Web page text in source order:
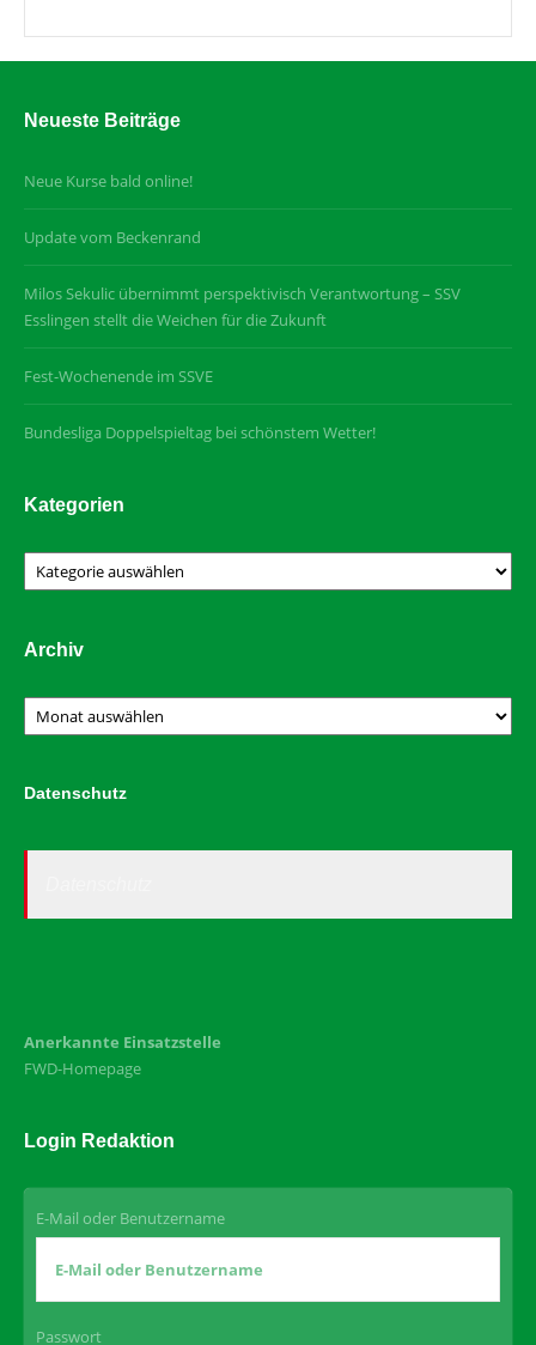
Neueste Beiträge
Neue Kurse bald online!
Update vom Beckenrand
Milos Sekulic übernimmt perspektivisch Verantwortung – SSV
Esslingen stellt die Weichen für die Zukunft
Fest-Wochenende im SSVE
Bundesliga Doppelspieltag bei schönstem Wetter!
Kategorien
Kategorien
Archiv
Archiv
Datenschutz
Anerkannte Einsatzstelle
FWD-Homepage
Login Redaktion
E-Mail oder Benutzername
Passwort